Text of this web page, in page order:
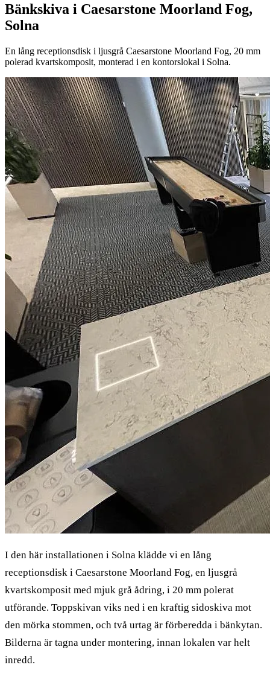
Bänkskiva i Caesarstone Moorland Fog,
Solna
En lång receptionsdisk i ljusgrå Caesarstone Moorland Fog, 20 mm
polerad kvartskomposit, monterad i en kontorslokal i Solna.
I den här installationen i Solna klädde vi en lång
receptionsdisk i Caesarstone Moorland Fog, en ljusgrå
kvartskomposit med mjuk grå ådring, i 20 mm polerat
utförande. Toppskivan viks ned i en kraftig sidoskiva mot
den mörka stommen, och två urtag är förberedda i bänkytan.
Bilderna är tagna under montering, innan lokalen var helt
inredd.